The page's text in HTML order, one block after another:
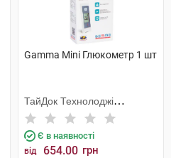
Gamma Mini Глюкометр 1 шт
ТайДок Технолоджі
Корпорейшн
Є в наявності
від 654.00 грн